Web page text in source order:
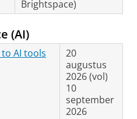
Brightspace)
(AI)
AI tools
20
augustus
2026 (vol)
10
september
2026